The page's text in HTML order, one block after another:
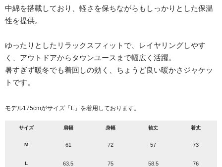
中綿を搭載しており、軽さを保ちながらもしっかりとした保温
性を提供。
ゆったりとしたリラックスフィットで、レイヤリングしやす
く、アウトドアからタウンユースまで幅広く活躍。
暑すぎず暖冬でも着回しの効く、ちょうど良い暖かさジャケッ
トです。
モデル175cmがサイズ「L」を着用しております。
サイズ 肩幅 身幅 袖丈 着丈
M 61 72 57 73
L 63.5 75 58.5 76